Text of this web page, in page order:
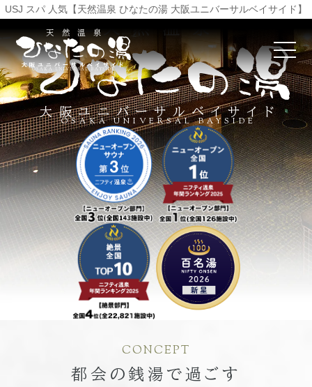
USJ スパ 人気【天然温泉 ひなたの湯 大阪ユニバーサルベイサイド】